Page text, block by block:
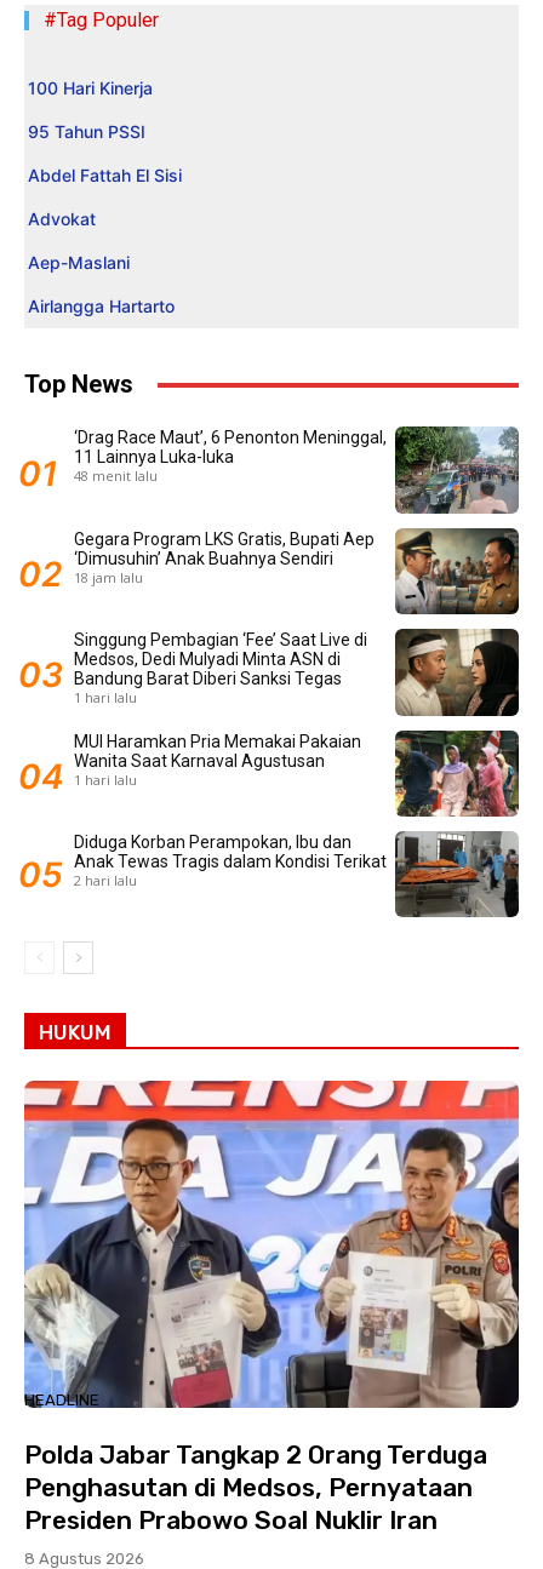
#Tag Populer
100 Hari Kinerja
95 Tahun PSSI
Abdel Fattah El Sisi
Advokat
Aep-Maslani
Airlangga Hartarto
Top News
‘Drag Race Maut’, 6 Penonton Meninggal,
11 Lainnya Luka-luka
48 menit lalu
Gegara Program LKS Gratis, Bupati Aep
‘Dimusuhin’ Anak Buahnya Sendiri
18 jam lalu
Singgung Pembagian ‘Fee’ Saat Live di
Medsos, Dedi Mulyadi Minta ASN di
Bandung Barat Diberi Sanksi Tegas
1 hari lalu
MUI Haramkan Pria Memakai Pakaian
Wanita Saat Karnaval Agustusan
1 hari lalu
Diduga Korban Perampokan, Ibu dan
Anak Tewas Tragis dalam Kondisi Terikat
2 hari lalu
HUKUM
HEADLINE
Polda Jabar Tangkap 2 Orang Terduga
Penghasutan di Medsos, Pernyataan
Presiden Prabowo Soal Nuklir Iran
8 Agustus 2026